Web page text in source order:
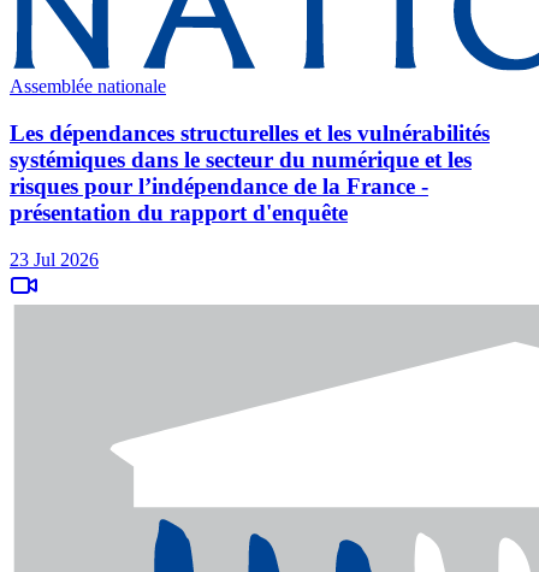
Assemblée nationale
Les dépendances structurelles et les vulnérabilités
systémiques dans le secteur du numérique et les
risques pour l’indépendance de la France -
présentation du rapport d'enquête
23 Jul 2026